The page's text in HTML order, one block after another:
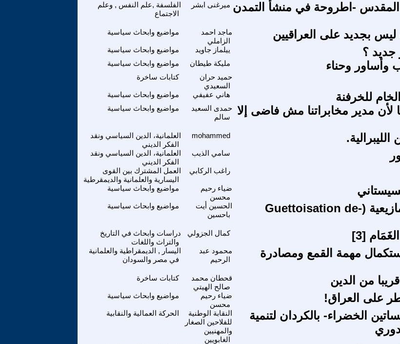
الفلسفة ,علم النفس , وعلم
الاجتماع
ميرغنى ابشر المقدس -اطروحة في منشأ التمدن
مواضيع وابحاث سياسية
ماجد احمد
الزاملي
ليس بجديد على العراقيين
مواضيع وابحاث سياسية ييلماز جاويد ؟
مواضيع وابحاث سياسية
مليكة طيطان وأساور وحناء
كتابات ساخرة
حميد حران
السعيدي
مواضيع وابحاث سياسية هاني عفيفي للخرفنة
مواضيع وابحاث سياسية
حمدى السعيد
سالم
لأن مدير مخابراتنا مش فاضى إلا
العلمانية، الدين السياسي ونقد
الفكر الديني
mohammed الليبرالية.
العلمانية، الدين السياسي ونقد
الفكر الديني
سامي الذيب
العمل المشترك بين القوى
اليسارية والعلمانية والديمقرطية
راغب الركابي
مواضيع وابحاث سياسية
ضياء رحيم
محسن
مواضيع وابحاث سياسية
الحسين أيت
باحسين
-كهفنة- القضية الأمازيعية (-Guettoisation de
دراسات وابحاث في التاريخ
والتراث واللغات
كمال الجزولي [3]
اليسار , الديمقراطية والعلمانية
في مصر والسودان
محمود عبد
الرحيم
مهمة القمع ومصادرة
كتابات ساخرة
قحطان محمد
صالح الهيتي
من الدين
مواضيع وابحاث سياسية
ضياء رحيم
محسن
على العراق!
الحركة العمالية والنقابية
النقابة الوطنية
للفلاحين الصغار
والمهنيين
الغابويين
الخضراء- بالكردان لتنمية